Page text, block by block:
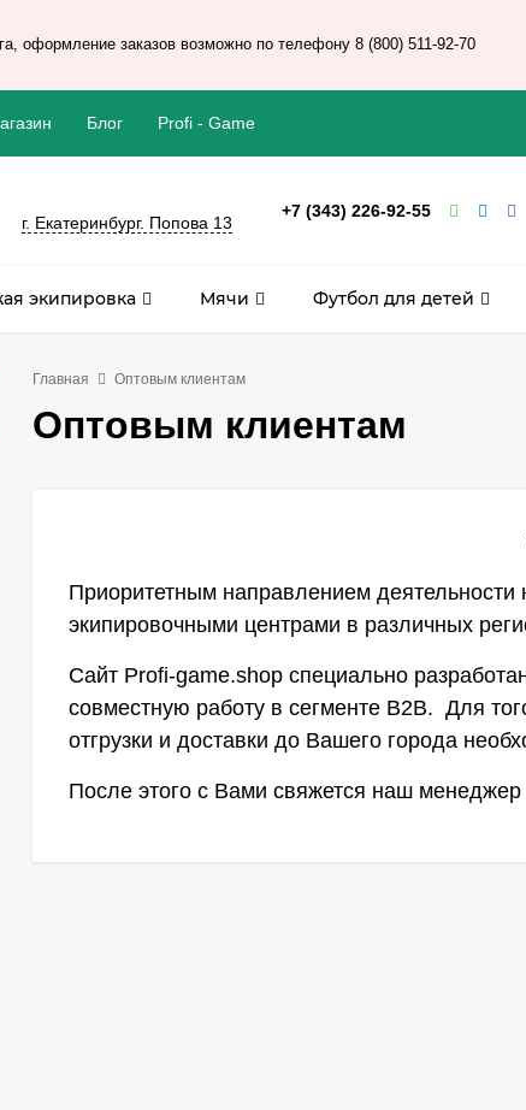
оформление заказов возможно по телефону 8 (800) 511-92-70
Блог Profi - Game
г. Екатеринбург. Попова 13
+7 (343) 226-92-55
экипировка Мячи Футбол для детей
Главная Оптовым клиентам
Оптовым клиентам
Приоритетным направлением
экипировочными центрами в различных
Сайт Profi-game.shop специально
совместную работу в сегменте В2В. Для
отгрузки и доставки до Вашего города
После этого с Вами свяжется наш